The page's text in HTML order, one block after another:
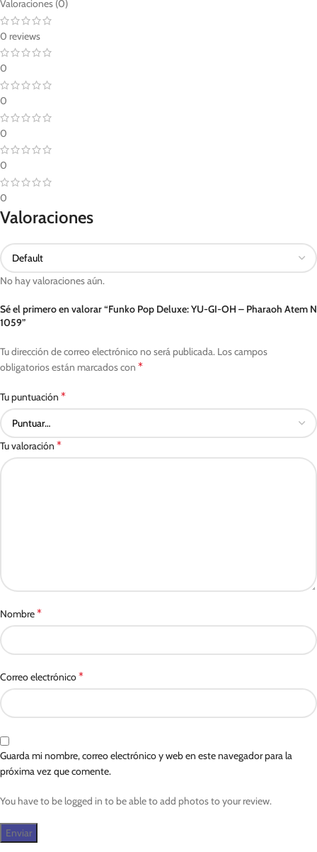
Valoraciones (0)
0 reviews
0
0
0
0
0
Valoraciones
No hay valoraciones aún.
Sé el primero en valorar “Funko Pop Deluxe: YU-GI-OH – Pharaoh Atem N
1059”
Tu dirección de correo electrónico no será publicada. Los campos
obligatorios están marcados con *
Tu puntuación *
Tu valoración *
Nombre*
Correo electrónico*
Guarda mi nombre, correo electrónico y web en este navegador para la
próxima vez que comente.
You have to be logged in to be able to add photos to your review.